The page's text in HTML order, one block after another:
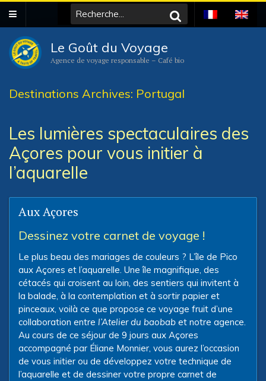
Le Goût du Voyage
Agence de voyage responsable – Café bio
Destinations Archives: Portugal
Les lumières spectaculaires des
Açores pour vous initier à
l’aquarelle
Aux Açores
Dessinez votre carnet de voyage !
Le plus beau des mariages de couleurs ? L’île de Pico
aux Açores et l’aquarelle. Une île magnifique, des
cétacés qui croisent au loin, des sentiers qui invitent à
la balade, à la contemplation et à sortir papier et
pinceaux, voilà ce que propose ce voyage fruit d’une
collaboration entre l’Atelier du baobab et notre agence.
Au cours de ce séjour de 9 jours aux Açores
accompagné par Éliane Monnier, vous aurez l’occasion
de vous initier ou de développez votre technique de
l’aquarelle et de dessiner votre propre carnet de